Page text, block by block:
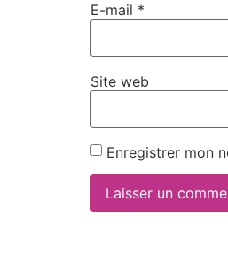
E-mail *
Site web
Enregistrer mon